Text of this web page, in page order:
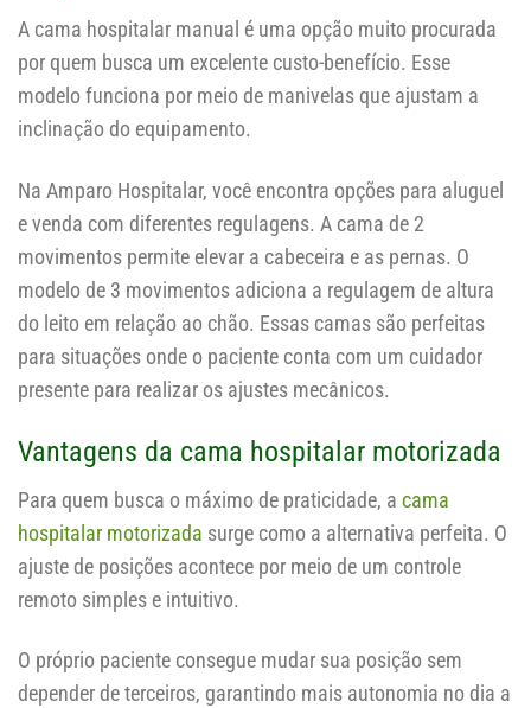
A cama hospitalar manual é uma opção muito procurada
por quem busca um excelente custo-benefício. Esse
modelo funciona por meio de manivelas que ajustam a
inclinação do equipamento.
Na Amparo Hospitalar, você encontra opções para aluguel
e venda com diferentes regulagens. A cama de 2
movimentos permite elevar a cabeceira e as pernas. O
modelo de 3 movimentos adiciona a regulagem de altura
do leito em relação ao chão. Essas camas são perfeitas
para situações onde o paciente conta com um cuidador
presente para realizar os ajustes mecânicos.
Vantagens da cama hospitalar motorizada
Para quem busca o máximo de praticidade, a cama
hospitalar motorizada surge como a alternativa perfeita. O
ajuste de posições acontece por meio de um controle
remoto simples e intuitivo.
O próprio paciente consegue mudar sua posição sem
depender de terceiros, garantindo mais autonomia no dia a